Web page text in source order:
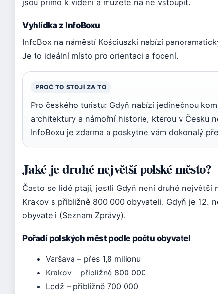
jsou přímo k vidění a můžete na ně vstoupit.
Vyhlídka z InfoBoxu
InfoBox na náměstí Kościuszki nabízí
Je to ideální místo pro orientaci a focení.
PROČ TO STOJÍ ZA TO
Pro českého turistu: Gdyň nabízí jedinečnou
architektury a námořní historie, kterou v Česku
InfoBoxu je zdarma a poskytne vám dokonalý
Jaké je druhé největší polské město?
Často se lidé ptají, jestli Gdyň není druhé největší
Krakov s přibližně 800 000 obyvateli. Gdyň je 12.
obyvateli (Seznam Zprávy).
Pořadí polských měst podle počtu obyvatel
Varšava – přes 1,8 milionu
Krakov – přibližně 800 000
Lodž – přibližně 700 000